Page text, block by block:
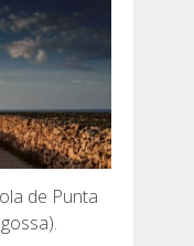
de Punta